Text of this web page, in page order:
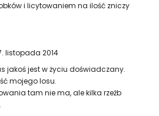
i licytowaniem na ilość zniczy
listopada 2014
jakoś jest w życiu doświadczany.
mojego losu.
tam nie ma, ale kilka rzeźb